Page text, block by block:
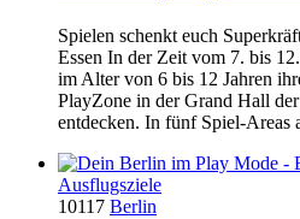
Spielen schenkt euch
Essen In der Zeit vom 7. bis
im Alter von 6 bis 12 Jahren
PlayZone in der Grand Hall
entdecken. In fünf Spiel-Areas
Ausflugsziele
10117 Berlin